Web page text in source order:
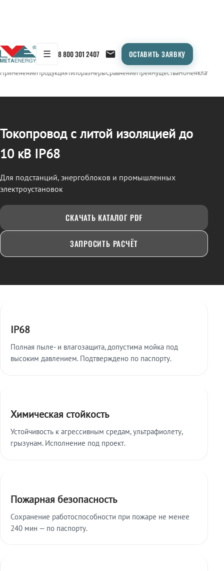
☰ 8 800 301 2407 ОСТАВИТЬ ЗАЯВКУ
← Продукция/ТОКОПРОВОД
ПрименениеПродукцияТипоразмерыСравнениеПреимуществаНоменклатура
Токопровод с литой изоляцией до
10 кВ IP68
Для подстанций, энергоблоков и промышленных
электроустановок
СКАЧАТЬ КАТАЛОГ PDF
ЗАПРОСИТЬ РАСЧЁТ
IP68
Полная пыле- и влагозащита, допустима мойка под
высоким давлением. Подтверждено по паспорту.
Химическая стойкость
Устойчивость к агрессивным средам, ультрафиолету,
грызунам. Исполнение под проект.
Пожарная безопасность
Сохранение работоспособности при пожаре не менее
240 мин — по паспорту.